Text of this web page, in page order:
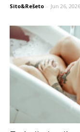
Sito&Rešeto - Jun 26, 2026